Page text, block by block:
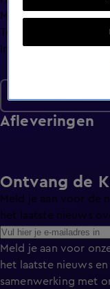
Macdate met Nick
Terugblik
Info
Afleveringen
Ontvang de
Meld je aan voor de
het laatste nieuws
Meld je aan voor
het laatste nieuws
samenwerking met